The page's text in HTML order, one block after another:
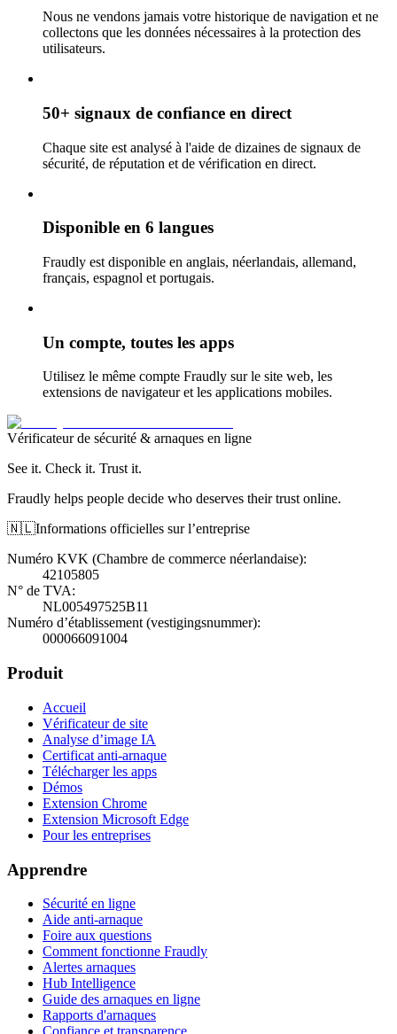
Nous ne vendons jamais votre historique de navigation et ne
collectons que les données nécessaires à la protection des
utilisateurs.
50+ signaux de confiance en direct
Chaque site est analysé à l'aide de dizaines de signaux de
sécurité, de réputation et de vérification en direct.
Disponible en 6 langues
Fraudly est disponible en anglais, néerlandais, allemand,
français, espagnol et portugais.
Un compte, toutes les apps
Utilisez le même compte Fraudly sur le site web, les
extensions de navigateur et les applications mobiles.
Vérificateur de sécurité & arnaques en ligne
See it. Check it. Trust it.
Fraudly helps people decide who deserves their trust online.
🇳🇱Informations officielles sur l’entreprise
Numéro KVK (Chambre de commerce néerlandaise):
42105805
N° de TVA:
NL005497525B11
Numéro d’établissement (vestigingsnummer):
000066091004
Produit
Accueil
Vérificateur de site
Analyse d’image IA
Certificat anti-arnaque
Télécharger les apps
Démos
Extension Chrome
Extension Microsoft Edge
Pour les entreprises
Apprendre
Sécurité en ligne
Aide anti-arnaque
Foire aux questions
Comment fonctionne Fraudly
Alertes arnaques
Hub Intelligence
Guide des arnaques en ligne
Rapports d'arnaques